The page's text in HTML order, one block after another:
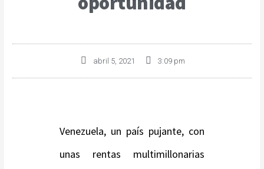
abril 5, 2021 3:09 pm
Venezuela, un país pujante, con
unas rentas multimillonarias